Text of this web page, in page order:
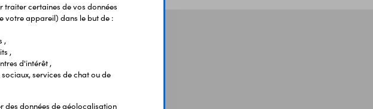
traiter certaines de vos données
votre appareil) dans le but de :
,
,
d'intérêt ,
services de chat ou de
des données de géolocalisation